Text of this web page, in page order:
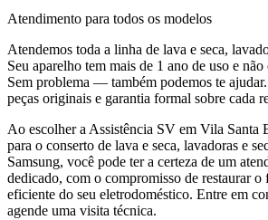
Atendimento para todos os modelos
Atendemos toda a linha de lava e seca,
Seu aparelho tem mais de 1 ano de uso e não
Sem problema — também podemos te
peças originais e garantia formal sobre cada
Ao escolher a Assistência SV em Vila Santa
para o conserto de lava e seca, lavadoras e
Samsung, você pode ter a certeza de um
dedicado, com o compromisso de restaurar o
eficiente do seu eletrodoméstico. Entre em
agende uma visita técnica.